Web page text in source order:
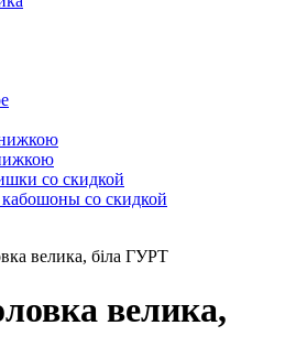
со скидкой
со скидкой
велика, біла ГУРТ
велика,